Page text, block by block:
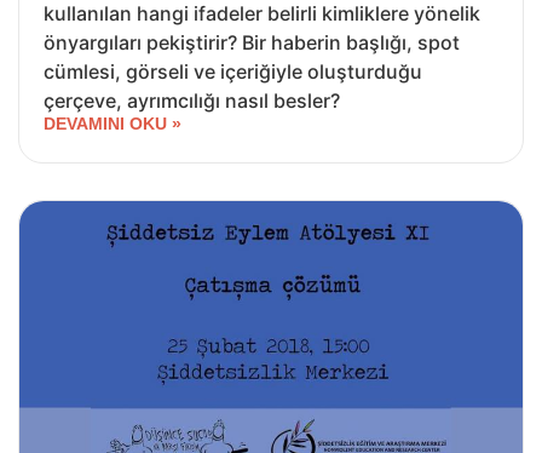
kullanılan hangi ifadeler belirli kimliklere yönelik
önyargıları pekiştirir? Bir haberin başlığı, spot
cümlesi, görseli ve içeriğiyle oluşturduğu
çerçeve, ayrımcılığı nasıl besler?
DEVAMINI OKU »